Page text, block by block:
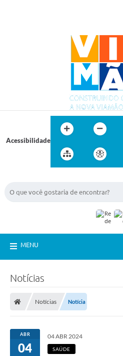
Acessibilidade
MENU
Notícias
Notícias Notícia
ABR
04
04 ABR 2024
SAÚDE